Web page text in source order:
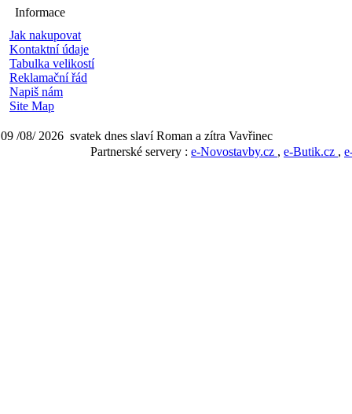
Informace
Jak nakupovat
Kontaktní údaje
Tabulka velikostí
Reklamační řád
Napiš nám
Site Map
09 /08/ 2026 svatek dnes slaví Roman a zítra Vavřinec
Partnerské servery : e-Novostavby.cz , e-Butik.cz ,